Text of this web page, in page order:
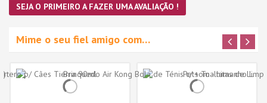
SEJA O PRIMEIRO A FAZER UMA AVALIAÇÃO !
Mime o seu fiel amigo com…